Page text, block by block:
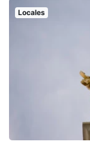
Locales